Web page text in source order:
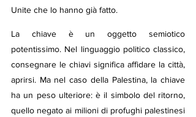
Unite che lo hanno già fatto.
La chiave è un oggetto semiotico
potentissimo. Nel linguaggio politico classico,
consegnare le chiavi significa affidare la città,
aprirsi. Ma nel caso della Palestina, la chiave
ha un peso ulteriore: è il simbolo del ritorno,
quello negato ai milioni di profughi palestinesi